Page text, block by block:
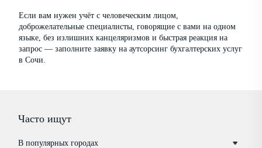
Если вам нужен учёт с человеческим лицом,
доброжелательные специалисты, говорящие с вами на одном
языке, без излишних канцеляризмов и быстрая реакция на
запрос — заполните заявку на аутсорсинг бухгалтерских услуг
в Сочи.
Часто ищут
В популярных городах